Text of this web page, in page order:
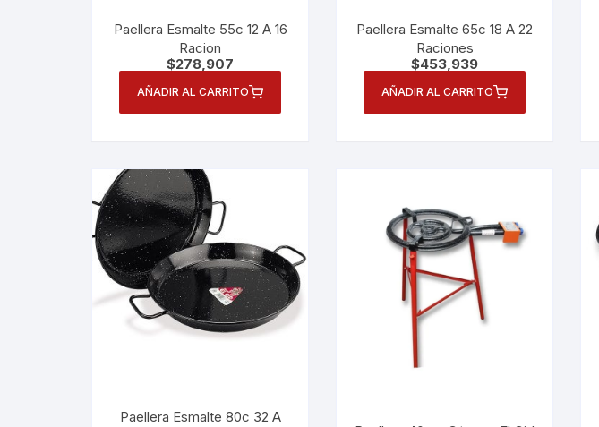
Paellera Esmalte 55c 12 A 16
Racion
$278,907
AÑADIR AL CARRITO
Paellera Esmalte 65c 18 A 22
Raciones
$453,939
AÑADIR AL CARRITO
Paellera Esmalte 80c 32 A